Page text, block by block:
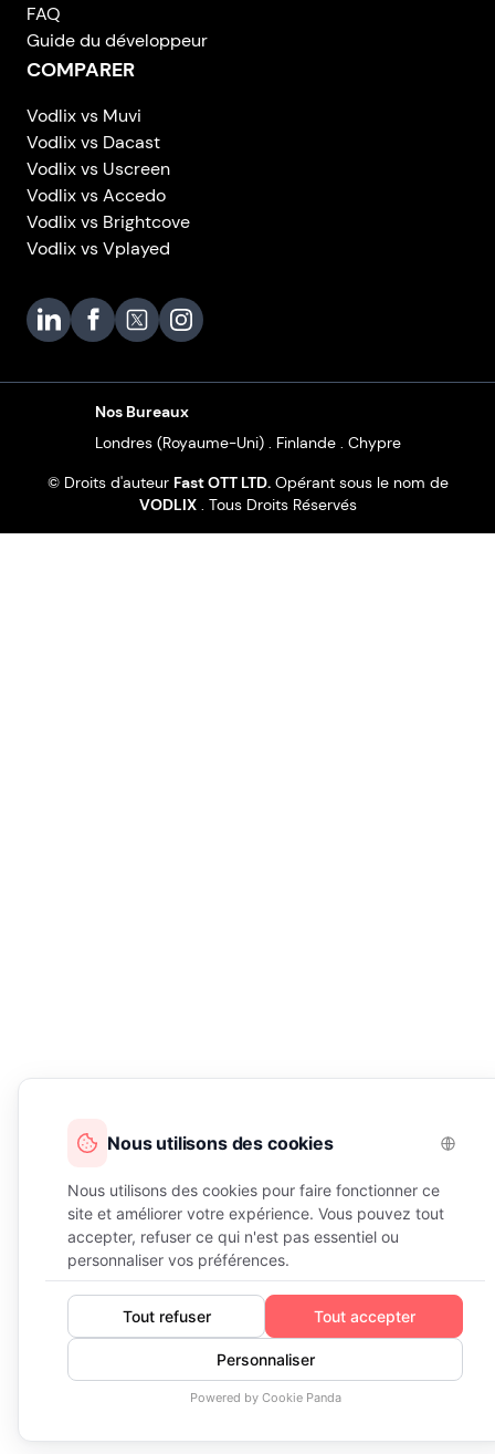
FAQ
Guide du développeur
COMPARER
Vodlix vs Muvi
Vodlix vs Dacast
Vodlix vs Uscreen
Vodlix vs Accedo
Vodlix vs Brightcove
Vodlix vs Vplayed
Vodlix on LinkedIn
Vodlix on Facebook
Vodlix on X (Twitter)
Vodlix on Instagram
Nos Bureaux
Londres (Royaume-Uni) . Finlande . Chypre
© Droits d'auteur Fast OTT LTD.Opérant sous le nom de
VODLIX. Tous Droits Réservés